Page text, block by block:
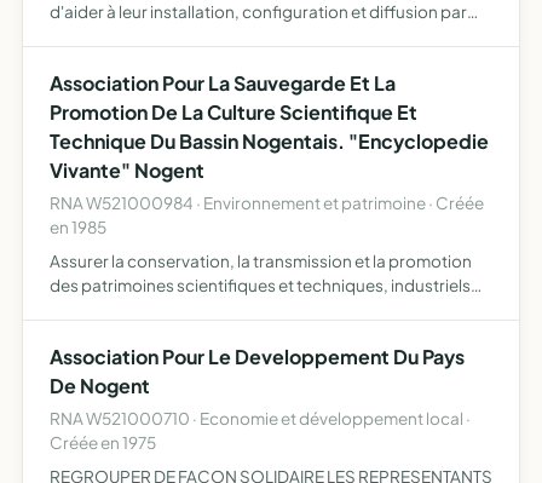
d'aider à leur installation, configuration et diffusion par
Association Pour La Sauvegarde Et La
Promotion De La Culture Scientifique Et
Technique Du Bassin Nogentais. "Encyclopedie
Vivante" Nogent
RNA W521000984 · Environnement et patrimoine · Créée
en 1985
Assurer la conservation, la transmission et la promotion
des patrimoines scientifiques et techniques, industriels
Association Pour Le Developpement Du Pays
De Nogent
RNA W521000710 · Economie et développement local ·
Créée en 1975
REGROUPER DE FACON SOLIDAIRE LES REPRESENTANTS